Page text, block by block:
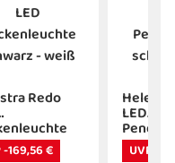
Redo
- weiß
-169,56 €
LED
UVP -